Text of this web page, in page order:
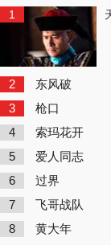
1
2 东风破
3 枪口
4 索玛花开
5 爱人同志
6 过界
7 飞哥战队
8 黄大年